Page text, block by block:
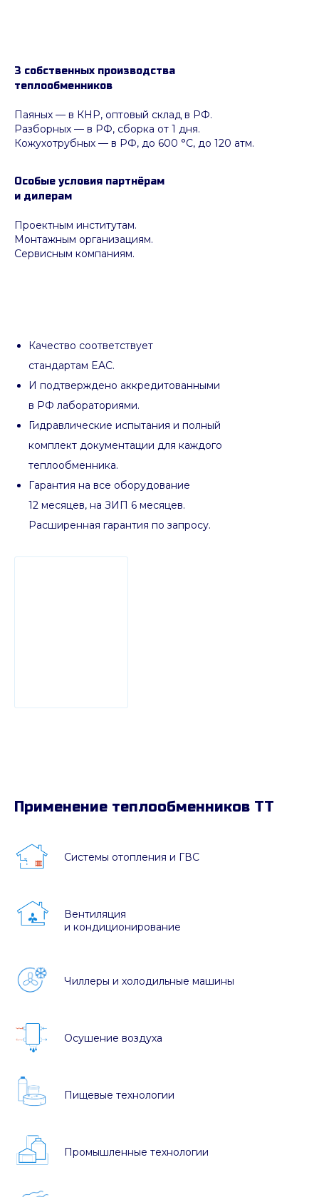
3 собственных производства
теплообменников
Паяных — в КНР, оптовый склад в РФ.
Разборных — в РФ, сборка от 1 дня.
Кожухотрубных — в РФ, до 600 °C, до 120 атм.
Особые условия партнёрам
и дилерам
Проектным институтам.
Монтажным организациям.
Сервисным компаниям.
Качество соответствует
стандартам EAC.
И подтверждено аккредитованными
в РФ лабораториями.
Гидравлические испытания и полный
комплект документации для каждого
теплообменника.
Гарантия на все оборудование
12 месяцев, на ЗИП 6 месяцев.
Расширенная гарантия по запросу.
Применение теплообменников ТТ
Системы отопления и ГВС
Вентиляция
и кондиционирование
Чиллеры и холодильные машины
Осушение воздуха
Пищевые технологии
Промышленные технологии